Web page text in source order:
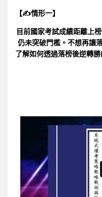
【✍情形一】
目前國家考試成績距離上
仍未突破門檻。不想再讓
了解如何透過落榜後逆轉